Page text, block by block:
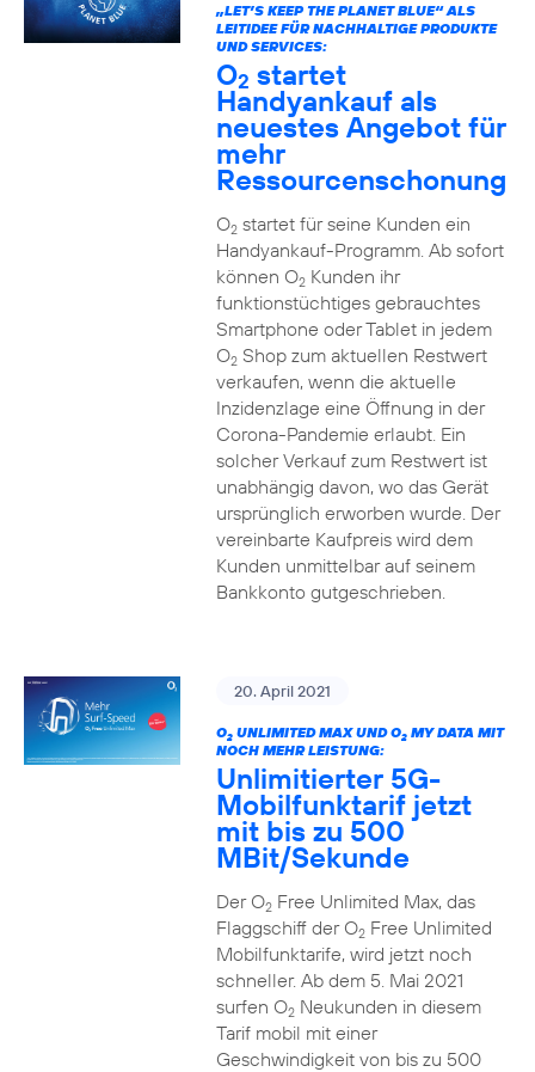
„LET’S KEEP THE PLANET BLUE“ ALS
LEITIDEE FÜR NACHHALTIGE PRODUKTE
UND SERVICES:
O2 startet
Handyankauf als
neuestes Angebot für
mehr
Ressourcenschonung
O2startet für seine Kunden ein
Handyankauf-Programm. Ab sofort
können O2Kunden ihr
funktionstüchtiges gebrauchtes
Smartphone oder Tablet in jedem
O2Shop zum aktuellen Restwert
verkaufen, wenn die aktuelle
Inzidenzlage eine Öffnung in der
Corona-Pandemie erlaubt. Ein
solcher Verkauf zum Restwert ist
unabhängig davon, wo das Gerät
ursprünglich erworben wurde. Der
vereinbarte Kaufpreis wird dem
Kunden unmittelbar auf seinem
Bankkonto gutgeschrieben.
20. April 2021
O2UNLIMITED MAX UND O2MY DATA MIT
NOCH MEHR LEISTUNG:
Unlimitierter 5G-
Mobilfunktarif jetzt
mit bis zu 500
MBit/Sekunde
Der O2Free Unlimited Max, das
Flaggschiff der O2Free Unlimited
Mobilfunktarife, wird jetzt noch
schneller. Ab dem 5. Mai 2021
surfen O2Neukunden in diesem
Tarif mobil mit einer
Geschwindigkeit von bis zu 500